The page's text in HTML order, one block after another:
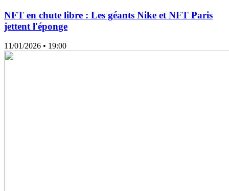
NFT en chute libre : Les géants Nike et NFT Paris
jettent l'éponge
11/01/2026 • 19:00